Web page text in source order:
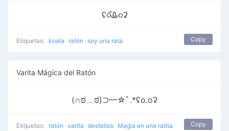
ʢ૦ઁᎲ૦ʡ
Etiquetas: koala ratón soy una rata Copy
Varita Mágica del Ratón
(∩ಠ﹏ಠ)⊃━☆ﾟ.*ʢo.oʡ
Etiquetas: ratón varita destellos Magia en una ratita Copy